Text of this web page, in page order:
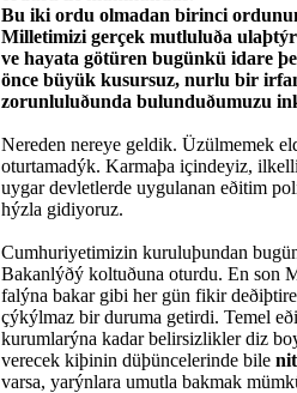
Bu iki ordu olmadan birinci
Milletimizi gerçek mutluluða
ve hayata götüren bugünkü idare
önce büyük kusursuz, nurlu bir
zorunluluðunda bulunduðumuzu
Nereden nereye geldik. Üzülmemek
oturtamadýk. Karmaþa içindeyiz,
uygar devletlerde uygulanan eðitim
hýzla gidiyoruz.
Cumhuriyetimizin kuruluþundan
Bakanlýðý koltuðuna oturdu. En son
falýna bakar gibi her gün fikir
çýkýlmaz bir duruma getirdi. Temel
kurumlarýna kadar belirsizlikler diz
verecek kiþinin düþüncelerinde bile
varsa, yarýnlara umutla bakmak